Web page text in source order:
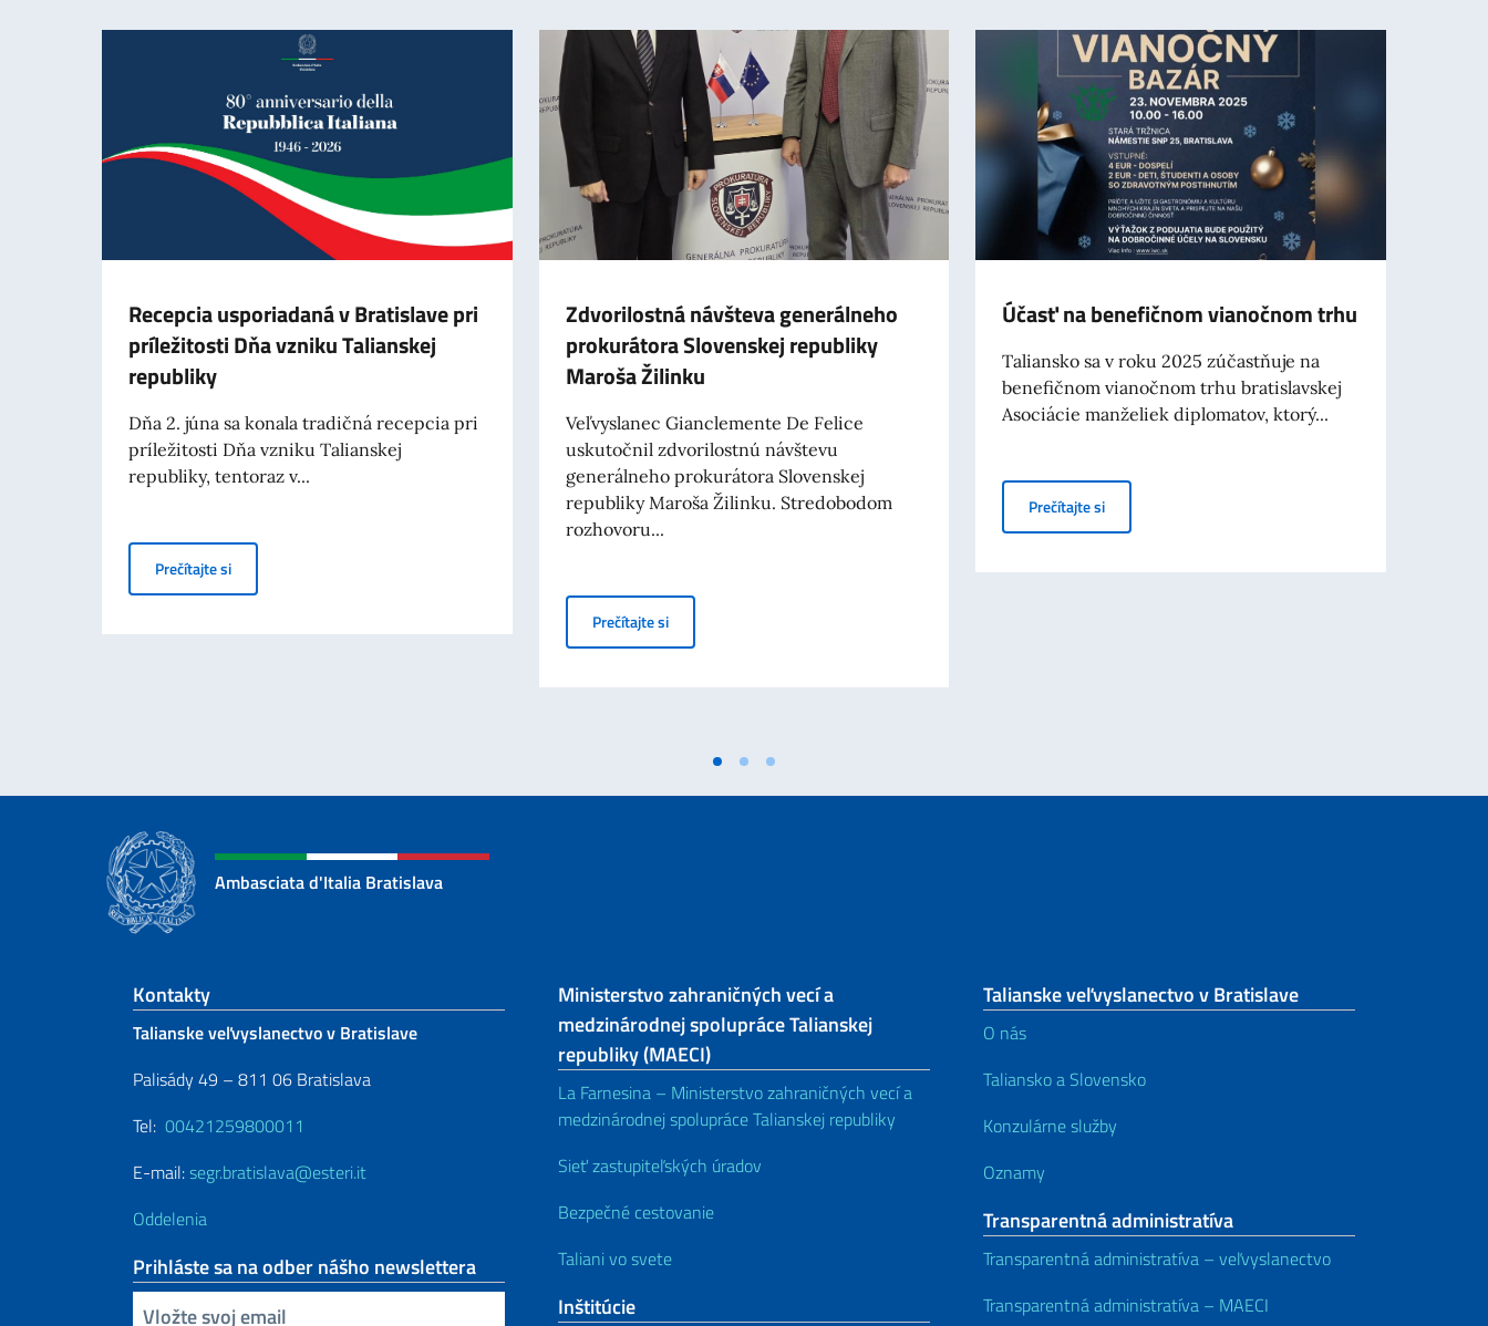
Recepcia usporiadaná v Bratislave pri
príležitosti Dňa vzniku Talianskej
republiky
Dňa 2. júna sa konala tradičná recepcia pri
príležitosti Dňa vzniku Talianskej
republiky, tentoraz v...
Prečítajte siRecepcia usporiadaná v Bratislave pri príležitosti Dňa vzniku Talianskej republiky
Zdvorilostná návšteva generálneho
prokurátora Slovenskej republiky
Maroša Žilinku
Veľvyslanec Gianclemente De Felice
uskutočnil zdvorilostnú návštevu
generálneho prokurátora Slovenskej
republiky Maroša Žilinku. Stredobodom
rozhovoru...
Prečítajte siZdvorilostná návšteva generálneho prokurátora Slovenskej republiky Maroša Žilinku
Účasť na benefičnom vianočnom trhu
Taliansko sa v roku 2025 zúčastňuje na
benefičnom vianočnom trhu bratislavskej
Asociácie manželiek diplomatov, ktorý...
Prečítajte siÚčasť na benefičnom vianočnom trhu
Ambasciata d'Italia Bratislava
Footer section
Kontakty
Talianske veľvyslanectvo v Bratislave
Palisády 49 – 811 06 Bratislava
Tel: 00421259800011
E-mail:segr.bratislava@esteri.it
Oddelenia
Prihláste sa na odber nášho newslettera
Zadajte vašu emailovú adresu
Ministerstvo zahraničných vecí a
medzinárodnej spolupráce Talianskej
republiky (MAECI)
La Farnesina – Ministerstvo zahraničných vecí a
medzinárodnej spolupráce Talianskej republiky
Sieť zastupiteľských úradov
Bezpečné cestovanie
Taliani vo svete
Inštitúcie
Talianske veľvyslanectvo v Bratislave
O nás
Taliansko a Slovensko
Konzulárne služby
Oznamy
Transparentná administratíva
Transparentná administratíva – veľvyslanectvo
Transparentná administratíva – MAECI